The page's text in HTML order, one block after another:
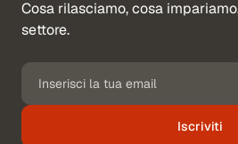
Cosa rilasciamo, cosa
settore.
Iscriviti